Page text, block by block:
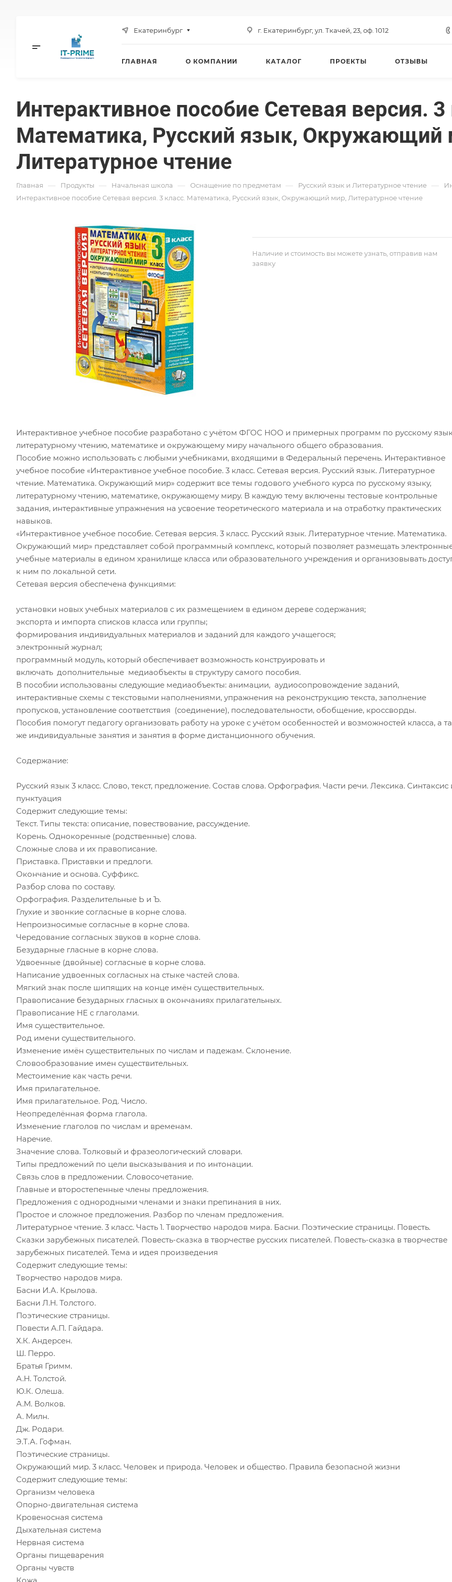
Екатеринбург г. Екатеринбург, ул. Ткачей, 23, оф. 1012
ГЛАВНАЯ О КОМПАНИИ КАТАЛОГ ПРОЕКТЫ ОТЗЫВЫ
Интерактивное пособие Cетевая версия. 3
Математика, Русский язык, Окружающий
Литературное чтение
Главная — Продукты — Начальная школа — Оснащение по предметам — Русский язык и Литературное чтение —
Интерактивное пособие Cетевая версия. 3 класс. Математика, Русский язык, Окружающий мир, Литературное чтение
Наличие и стоимость вы можете узнать, отправив нам
заявку
Интерактивное учебное пособие разработано с учётом ФГОС НОО и примерных программ по русскому
литературному чтению, математике и окружающему миру начального общего образования.
Пособие можно использовать с любыми учебниками, входящими в Федеральный перечень. Интерактивное
учебное пособие «Интерактивное учебное пособие. 3 класс. Сетевая версия. Русский язык. Литературное
чтение. Математика. Окружающий мир» содержит все темы годового учебного курса по русскому языку,
литературному чтению, математике, окружающему миру. В каждую тему включены тестовые контрольные
задания, интерактивные упражнения на усвоение теоретического материала и на отработку практических
навыков.
«Интерактивное учебное пособие. Сетевая версия. 3 класс. Русский язык. Литературное чтение. Математика.
Окружающий мир» представляет собой программный комплекс, который позволяет размещать
учебные материалы в едином хранилище класса или образовательного учреждения и организовывать
к ним по локальной сети.
Сетевая версия обеспечена функциями:
установки новых учебных материалов с их размещением в едином дереве содержания;
экспорта и импорта списков класса или группы;
формирования индивидуальных материалов и заданий для каждого учащегося;
электронный журнал;
программный модуль, который обеспечивает возможность конструировать и
включать дополнительные медиаобъекты в структуру самого пособия.
В пособии использованы следующие медиаобъекты: анимации, аудиосопровождение заданий,
интерактивные схемы с текстовыми наполнениями, упражнения на реконструкцию текста, заполнение
пропусков, установление соответствия (соединение), последовательности, обобщение, кроссворды.
Пособия помогут педагогу организовать работу на уроке с учётом особенностей и возможностей класса, а
же индивидуальные занятия и занятия в форме дистанционного обучения.
Содержание:
Русский язык 3 класс. Слово, текст, предложение. Состав слова. Орфография. Части речи. Лексика. Синтаксис
пунктуация
Содержит следующие темы:
Текст. Типы текста: описание, повествование, рассуждение.
Корень. Однокоренные (родственные) слова.
Сложные слова и их правописание.
Приставка. Приставки и предлоги.
Окончание и основа. Суффикс.
Разбор слова по составу.
Орфография. Разделительные Ь и Ъ.
Глухие и звонкие согласные в корне слова.
Непроизносимые согласные в корне слова.
Чередование согласных звуков в корне слова.
Безударные гласные в корне слова.
Удвоенные (двойные) согласные в корне слова.
Написание удвоенных согласных на стыке частей слова.
Мягкий знак после шипящих на конце имён существительных.
Правописание безударных гласных в окончаниях прилагательных.
Правописание НЕ с глаголами.
Имя существительное.
Род имени существительного.
Изменение имён существительных по числам и падежам. Склонение.
Словообразование имен существительных.
Местоимение как часть речи.
Имя прилагательное.
Имя прилагательное. Род. Число.
Неопределённая форма глагола.
Изменение глаголов по числам и временам.
Наречие.
Значение слова. Толковый и фразеологический словари.
Типы предложений по цели высказывания и по интонации.
Связь слов в предложении. Словосочетание.
Главные и второстепенные члены предложения.
Предложения с однородными членами и знаки препинания в них.
Простое и сложное предложения. Разбор по членам предложения.
Литературное чтение. 3 класс. Часть 1. Творчество народов мира. Басни. Поэтические страницы. Повесть.
Сказки зарубежных писателей. Повесть-сказка в творчестве русских писателей. Повесть-сказка в творчестве
зарубежных писателей. Тема и идея произведения
Содержит следующие темы:
Творчество народов мира.
Басни И.А. Крылова.
Басни Л.Н. Толстого.
Поэтические страницы.
Повести А.П. Гайдара.
Х.К. Андерсен.
Ш. Перро.
Братья Гримм.
А.Н. Толстой.
Ю.К. Олеша.
А.М. Волков.
А. Милн.
Дж. Родари.
Э.Т.А. Гофман.
Поэтические страницы.
Окружающий мир. 3 класс. Человек и природа. Человек и общество. Правила безопасной жизни
Содержит следующие темы:
Организм человека
Опорно-двигательная система
Кровеносная система
Дыхательная система
Нервная система
Органы пищеварения
Органы чувств